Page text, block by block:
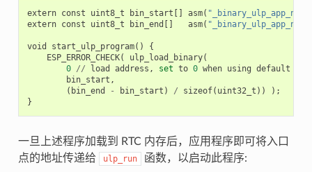
extern const uint8_t bin_start [] asm(
extern const uint8_t bin_end [] asm(
void start_ulp_program()
{
ESP_ERROR_CHECK( ulp_load_binary(
0 // load address , set to 0 when using default
bin_start ,
( bin_end - bin_start ) / sizeof( uint32_t ))
);
}
一旦上述程序加载到 RTC 内存后，应用程序即可将入口
点的地址传递给
ulp_run 函数，以启动此程序: